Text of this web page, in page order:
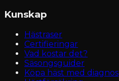
Kunskap
Hästraser
Certifieringar
Vad kostar det?
Säsongsguider
Köpa häst med diagnos